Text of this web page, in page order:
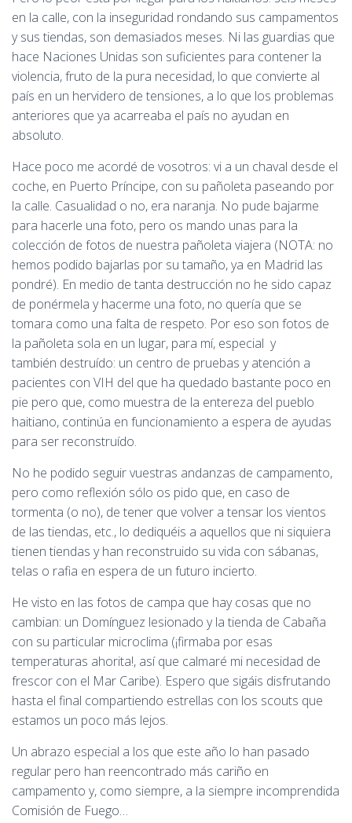
en la calle, con la inseguridad rondando sus campamentos
y sus tiendas, son demasiados meses. Ni las guardias que
hace Naciones Unidas son suficientes para contener la
violencia, fruto de la pura necesidad, lo que convierte al
país en un hervidero de tensiones, a lo que los problemas
anteriores que ya acarreaba el país no ayudan en
absoluto.
Hace poco me acordé de vosotros: vi a un chaval desde el
coche, en Puerto Príncipe, con su pañoleta paseando por
la calle. Casualidad o no, era naranja. No pude bajarme
para hacerle una foto, pero os mando unas para la
colección de fotos de nuestra pañoleta viajera (NOTA: no
hemos podido bajarlas por su tamaño, ya en Madrid las
pondré). En medio de tanta destrucción no he sido capaz
de ponérmela y hacerme una foto, no quería que se
tomara como una falta de respeto. Por eso son fotos de
la pañoleta sola en un lugar, para mí, especial y
también destruído: un centro de pruebas y atención a
pacientes con VIH del que ha quedado bastante poco en
pie pero que, como muestra de la entereza del pueblo
haitiano, continúa en funcionamiento a espera de ayudas
para ser reconstruído.
No he podido seguir vuestras andanzas de campamento,
pero como reflexión sólo os pido que, en caso de
tormenta (o no), de tener que volver a tensar los vientos
de las tiendas, etc., lo dediquéis a aquellos que ni siquiera
tienen tiendas y han reconstruido su vida con sábanas,
telas o rafia en espera de un futuro incierto.
He visto en las fotos de campa que hay cosas que no
cambian: un Domínguez lesionado y la tienda de Cabaña
con su particular microclima (¡firmaba por esas
temperaturas ahorita!, así que calmaré mi necesidad de
frescor con el Mar Caribe). Espero que sigáis disfrutando
hasta el final compartiendo estrellas con los scouts que
estamos un poco más lejos.
Un abrazo especial a los que este año lo han pasado
regular pero han reencontrado más cariño en
campamento y, como siempre, a la siempre incomprendida
Comisión de Fuego…